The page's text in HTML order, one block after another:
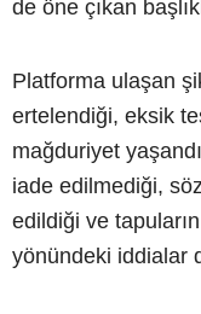
de öne çıkan
Platforma ulaşan
ertelendiği, eksik
mağduriyet
iade edilmediği,
edildiği ve
yönündeki iddialar